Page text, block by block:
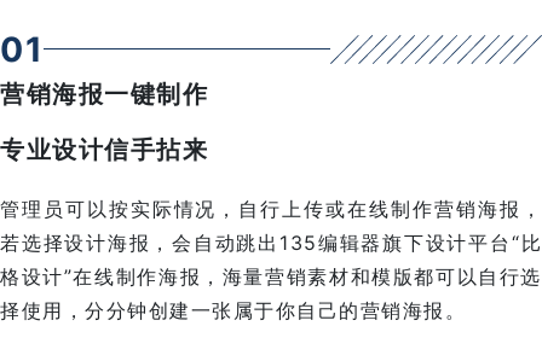
01
营销海报一键制作
专业设计信手拈来
管理员可以按实际情况，自行上传或在线制作营销海报，
若选择设计海报，会自动跳出135编辑器旗下设计平台“比
格设计”在线制作海报，海量营销素材和模版都可以自行选
择使用，分分钟创建一张属于你自己的营销海报。